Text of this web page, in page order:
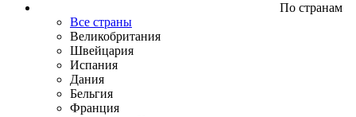
По странам
Все страны
Великобритания
Швейцария
Испания
Дания
Бельгия
Франция